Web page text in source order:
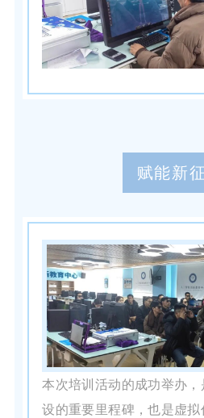
赋能新
本次培训活动的成功举办
设的重要里程碑，也是虚